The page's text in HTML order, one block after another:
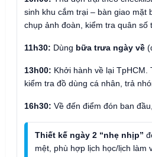
sinh khu cắm trại – bàn giao mặt
chụp ảnh đoàn, kiểm tra quân số
11h30: Dùng bữa trưa ngày về
13h00: Khởi hành về lại TpHCM.
kiểm tra đồ dùng cá nhân, trả
16h30: Về đến điểm đón ban
Thiết kế ngày 2 “nhẹ nhịp”
mệt, phù hợp lịch học/lịch làm